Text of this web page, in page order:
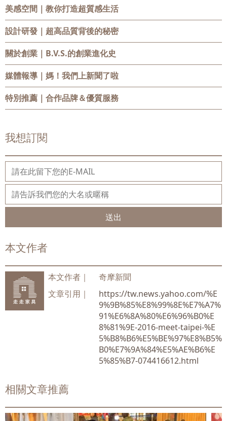
美感空間 ｜教你打造超質感生活
設計研發 ｜超高品質背後的秘密
關於創業 ｜B.V.S.的創業進化史
媒體報導 ｜媽！我們上新聞了啦
特別推薦 ｜合作品牌＆優質服務
我想訂閱
送出
本文作者
本文作者｜
奇摩新聞
文章引用｜
https://tw.news.yahoo.com/%E
9%9B%85%E8%99%8E%E7%A7%
91%E6%8A%80%E6%96%B0%E
8%81%9E-2016-meet-taipei-%E
5%B8%B6%E5%BE%97%E8%B5%
B0%E7%9A%84%E5%AE%B6%E
5%85%B7-074416612.html
相關文章推薦